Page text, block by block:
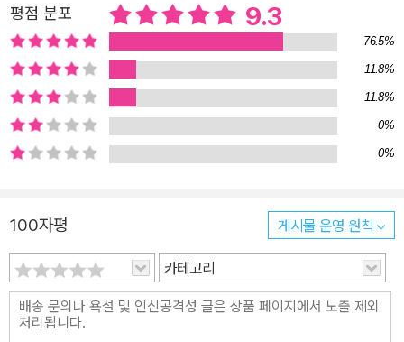
평점 분포 9.3
76.5%
11.8%
11.8%
0%
0%
100자평 게시물 운영 원칙
카테고리